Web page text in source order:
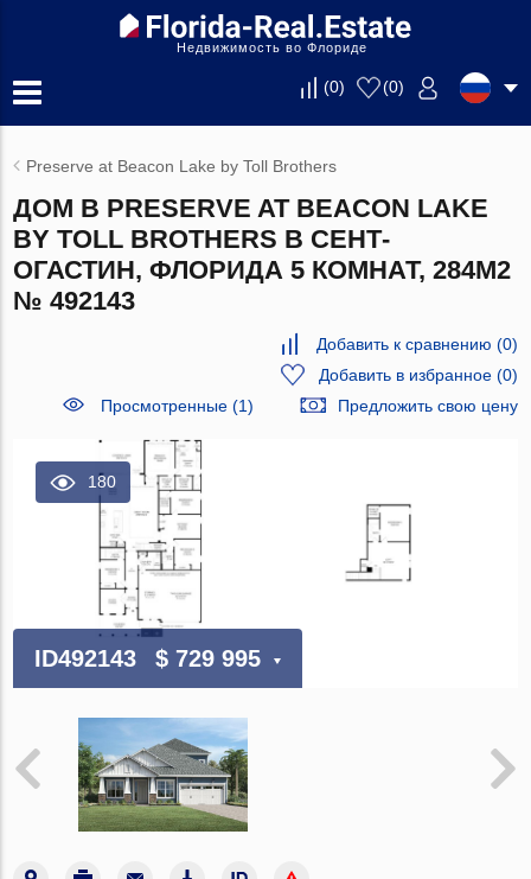
Недвижимость во Флориде
(0) (0)
Preserve at Beacon Lake by Toll Brothers
ДОМ В PRESERVE AT BEACON LAKE
BY TOLL BROTHERS В СЕНТ-
ОГАСТИН, ФЛОРИДА 5 КОМНАТ, 284М2
№ 492143
Добавить к сравнению (0)
Добавить в избранное(0)
Просмотренные (1)
Предложить свою цену
180
ID492143 $ 729 995